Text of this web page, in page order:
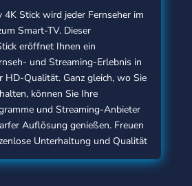
Stick wird jeder Fernseher im
Smart-TV. Dieser
eröffnet Ihnen ein
und Streaming-Erlebnis in
HD-Qualität. Ganz gleich, wo Sie
können Sie Ihre
und Streaming-Anbieter
Auflösung genießen. Freuen
Unterhaltung und Qualität